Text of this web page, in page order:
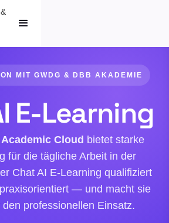
MIT GWDG & DBB AKADEMIE
E-Learning
Cloud bietet starke
für die tägliche Arbeit in der
Chat AI E-Learning qualifiziert
— und macht sie
professionellen Einsatz.